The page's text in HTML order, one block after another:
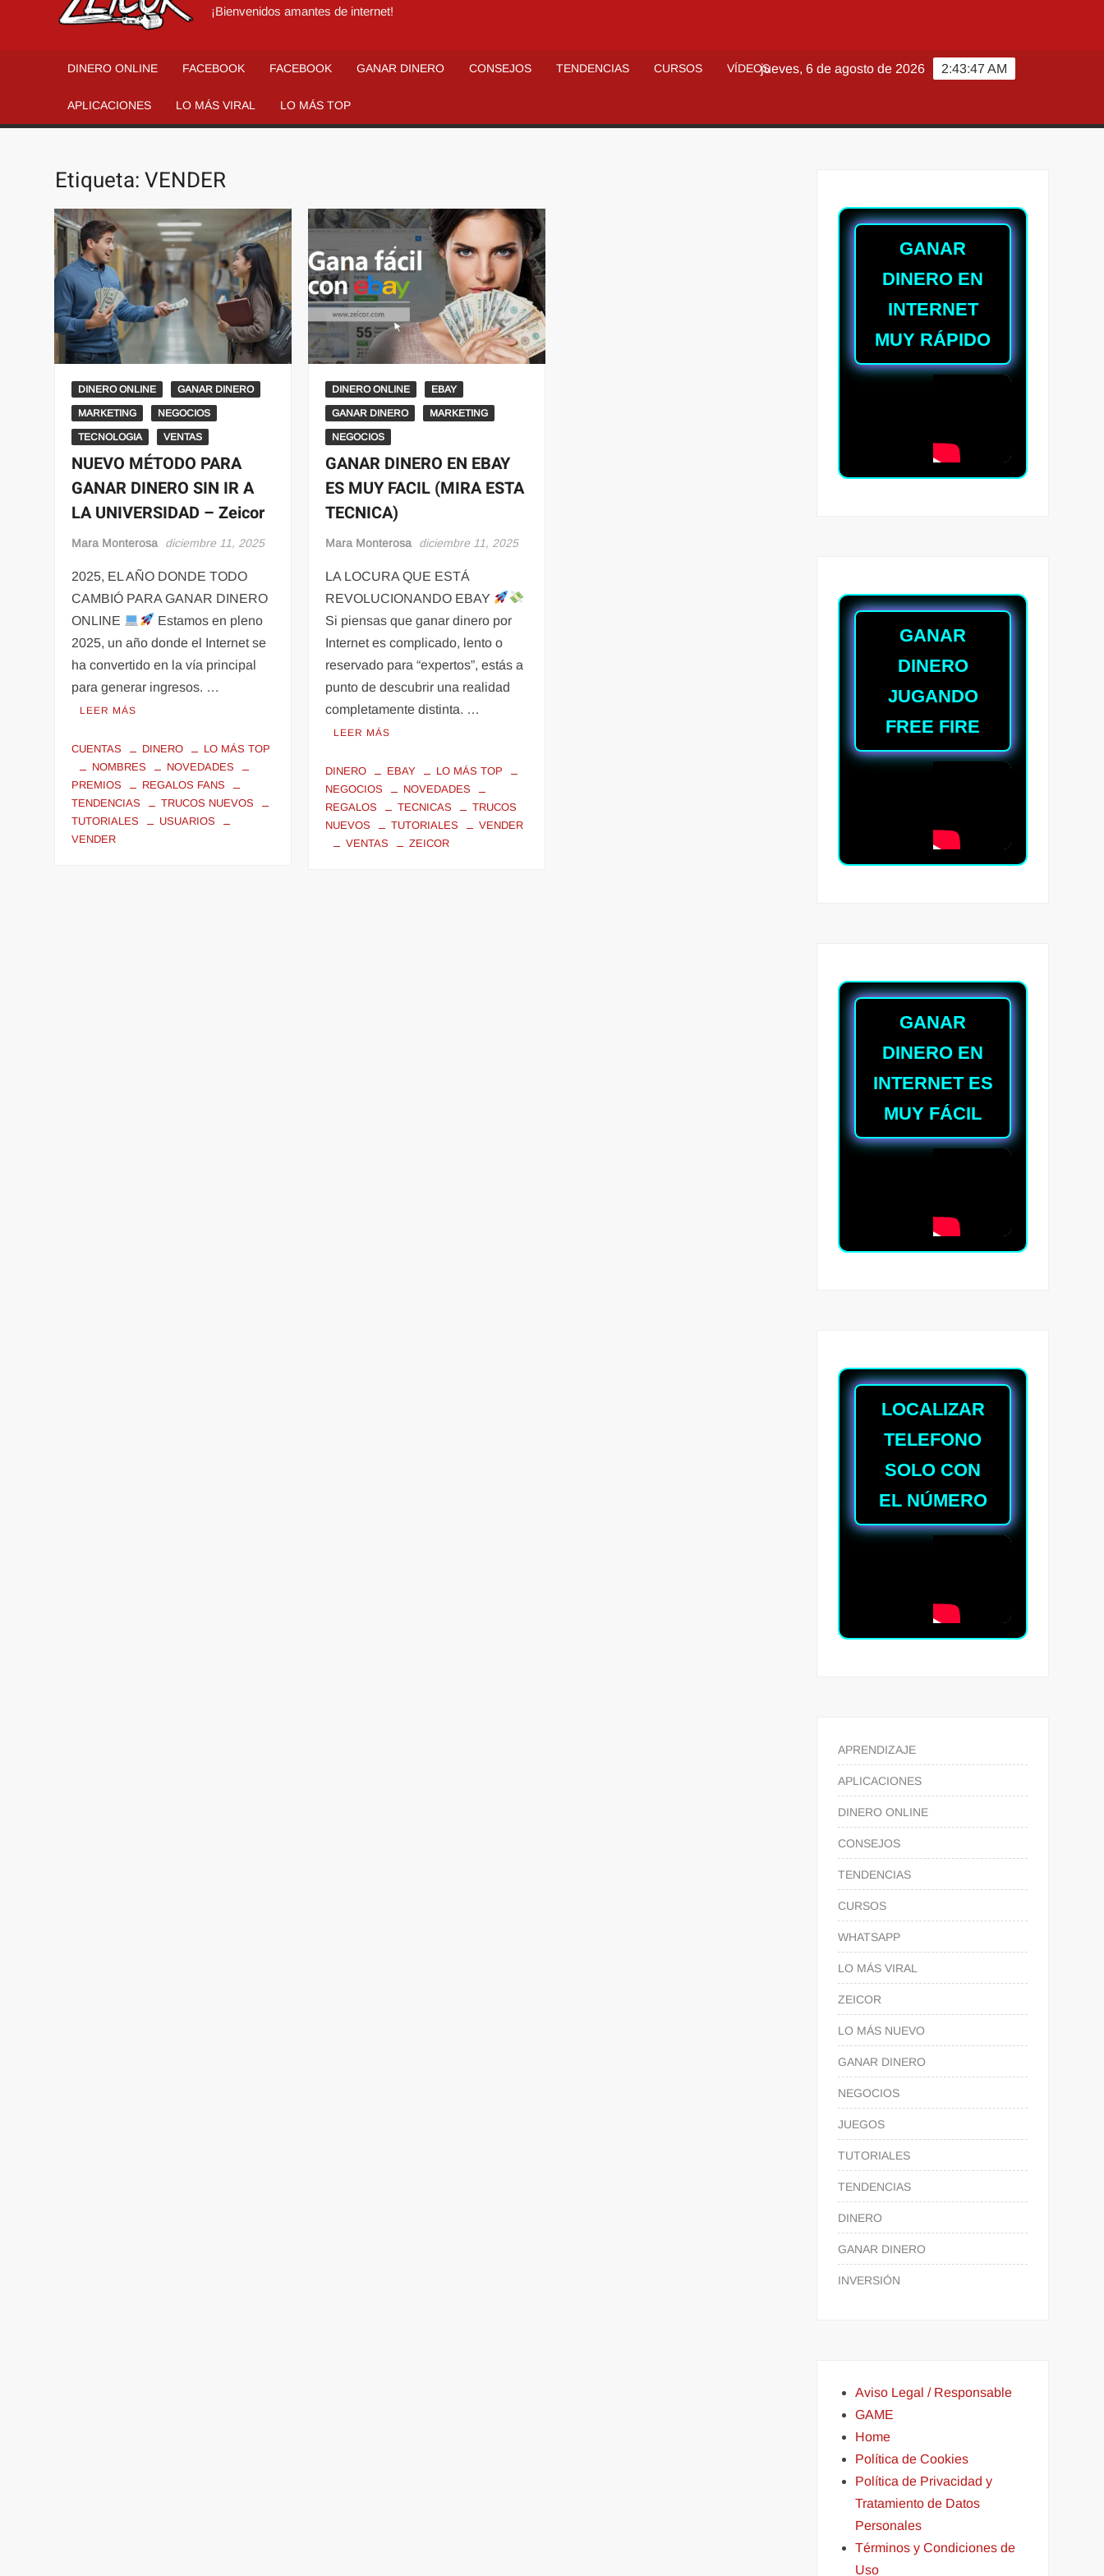
¡Bienvenidos amantes de internet!
DINERO ONLINE FACEBOOK FACEBOOK GANAR DINERO CONSEJOS TENDENCIAS CURSOS VÍDEOS
APLICACIONES LO MÁS VIRAL LO MÁS TOP
2:43:49 AM
jueves, 6 de agosto de 2026
Etiqueta:VENDER
DINERO ONLINE GANAR DINERO
MARKETING NEGOCIOS
TECNOLOGIA VENTAS
NUEVO MÉTODO PARA
GANAR DINERO SIN IR A
LA UNIVERSIDAD – Zeicor
Mara Monterosa diciembre 11, 2025
2025, EL AÑO DONDE TODO
CAMBIÓ PARA GANAR DINERO
ONLINE
Estamos en pleno
2025, un año donde el Internet se
ha convertido en la vía principal
para generar ingresos. …
LEER MÁS
CUENTAS DINERO
LO MÁS TOP
NOMBRES
NOVEDADES
PREMIOS
REGALOS FANS
TENDENCIAS
TRUCOS NUEVOS
TUTORIALES
USUARIOS
VENDER
DINERO ONLINE EBAY
GANAR DINERO MARKETING
NEGOCIOS
GANAR DINERO EN EBAY
ES MUY FACIL (MIRA ESTA
TECNICA)
Mara Monterosa diciembre 11, 2025
LA LOCURA QUE ESTÁ
REVOLUCIONANDO EBAY
Si piensas que ganar dinero por
Internet es complicado, lento o
reservado para “expertos”, estás a
punto de descubrir una realidad
completamente distinta. …
LEER MÁS
DINERO EBAY
LO MÁS TOP
NEGOCIOS
NOVEDADES
REGALOS
TECNICAS
TRUCOS
NUEVOS
TUTORIALES
VENDER
VENTAS
ZEICOR
GANAR
DINERO EN
INTERNET
MUY RÁPIDO
GANAR
DINERO
JUGANDO
FREE FIRE
GANAR
DINERO EN
INTERNET ES
MUY FÁCIL
LOCALIZAR
TELEFONO
SOLO CON
EL NÚMERO
APRENDIZAJE
APLICACIONES
DINERO ONLINE
CONSEJOS
TENDENCIAS
CURSOS
WHATSAPP
LO MÁS VIRAL
ZEICOR
LO MÁS NUEVO
GANAR DINERO
NEGOCIOS
JUEGOS
TUTORIALES
TENDENCIAS
DINERO
GANAR DINERO
INVERSIÓN
Aviso Legal / Responsable
GAME
Home
Política de Cookies
Política de Privacidad y
Tratamiento de Datos
Personales
Términos y Condiciones de
Uso